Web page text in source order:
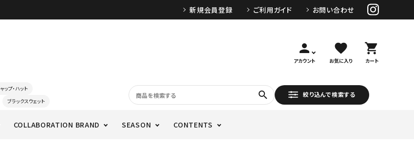
新規会員登録 ご利用ガイド お問い合わせ
person
アカウント
favorite
お気に入り
shopping_cart
カート
ップ・ハット
ブラックスウェット
search 絞り込んで検索する
COLLABORATION BRAND SEASON CONTENTS